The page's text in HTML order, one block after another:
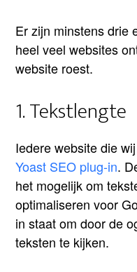
Er zijn minstens drie
heel veel websites
website roest.
1. Tekstlengte
Iedere website die
Yoast SEO plug-in.
het mogelijk om
optimaliseren voor
in staat om door de
teksten te kijken.